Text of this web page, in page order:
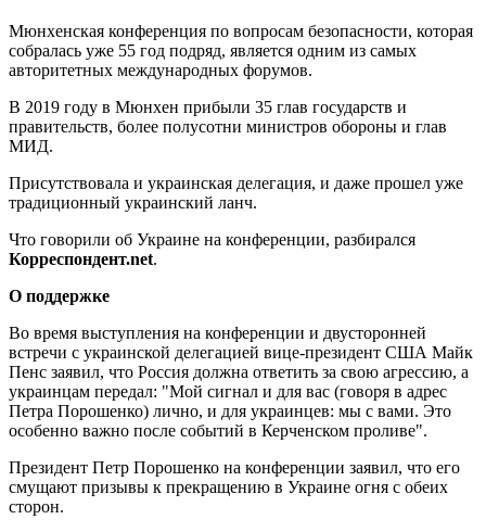
Мюнхенская конференция по вопросам безопасности, которая
собралась уже 55 год подряд, является одним из самых
авторитетных международных форумов.
В 2019 году в Мюнхен прибыли 35 глав государств и
правительств, более полусотни министров обороны и глав
МИД.
Присутствовала и украинская делегация, и даже прошел уже
традиционный украинский ланч.
Что говорили об Украине на конференции, разбирался
Корреспондент.net.
О поддержке
Во время выступления на конференции и двусторонней
встречи с украинской делегацией вице-президент США Майк
Пенс заявил, что Россия должна ответить за свою агрессию, а
украинцам передал: "Мой сигнал и для вас (говоря в адрес
Петра Порошенко) лично, и для украинцев: мы с вами. Это
особенно важно после событий в Керченском проливе".
Президент Петр Порошенко на конференции заявил, что его
смущают призывы к прекращению в Украине огня с обеих
сторон.